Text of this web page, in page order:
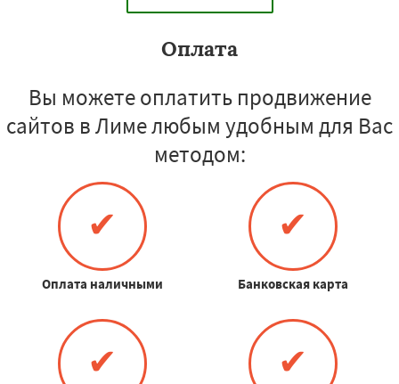
Оплата
Вы можете оплатить продвижение
сайтов в Лиме любым удобным для Вас
методом:
✔
Оплата наличными
✔
Банковская карта
✔ ✔